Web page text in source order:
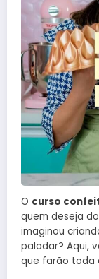
O curso
quem deseja
imaginou
paladar? Aqui,
que farão toda